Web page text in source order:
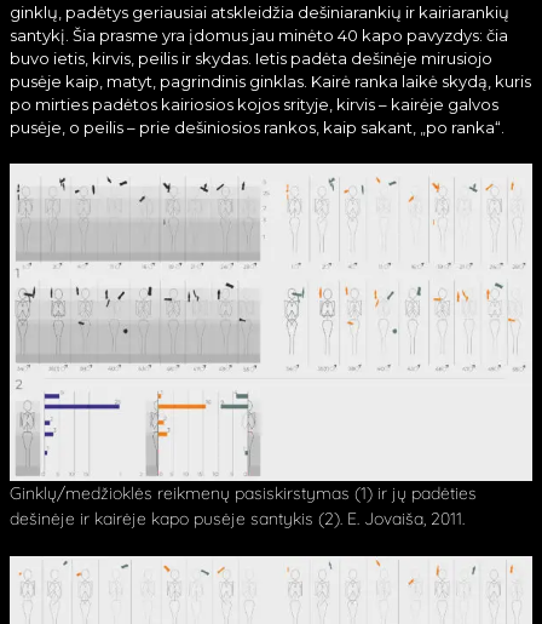
ginklų, padėtys geriausiai atskleidžia dešiniarankių ir kairiarankių
santykį. Šia prasme yra įdomus jau minėto 40 kapo pavyzdys: čia
buvo ietis, kirvis, peilis ir skydas. Ietis padėta dešinėje mirusiojo
pusėje kaip, matyt, pagrindinis ginklas. Kairė ranka laikė skydą, kuris
po mirties padėtos kairiosios kojos srityje, kirvis – kairėje galvos
pusėje, o peilis – prie dešiniosios rankos, kaip sakant, „po ranka“.
Ginklų/medžioklės reikmenų pasiskirstymas (1) ir jų padėties
dešinėje ir kairėje kapo pusėje santykis (2). E. Jovaiša, 2011.